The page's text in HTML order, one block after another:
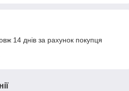
14 днів за рахунок покупця